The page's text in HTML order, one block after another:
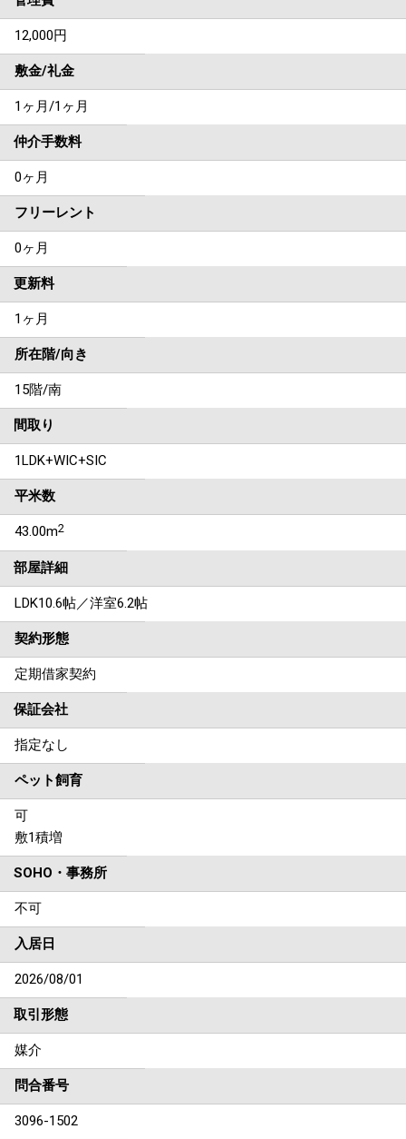
12,000円
敷金/礼金
1ヶ月/1ヶ月
仲介手数料
0ヶ月
フリーレント
0ヶ月
更新料
1ヶ月
所在階/向き
15階/南
間取り
1LDK+WIC+SIC
平米数
43.00m2
部屋詳細
LDK10.6帖／洋室6.2帖
契約形態
定期借家契約
保証会社
指定なし
ペット飼育
可
敷1積増
SOHO・事務所
不可
入居日
2026/08/01
取引形態
媒介
問合番号
3096-1502